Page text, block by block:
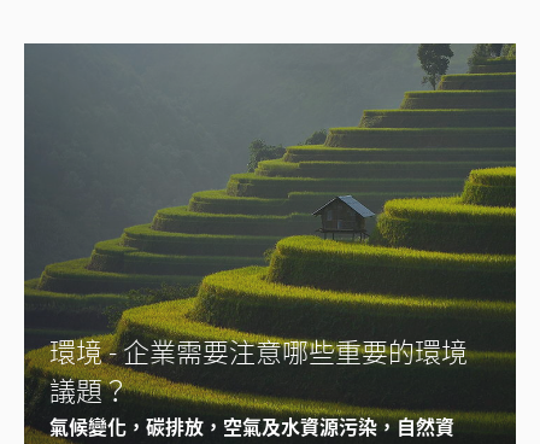
環境 - 企業需要注意哪些重要的環境
議題？
氣候變化，碳排放，空氣及水資源污染，自然資